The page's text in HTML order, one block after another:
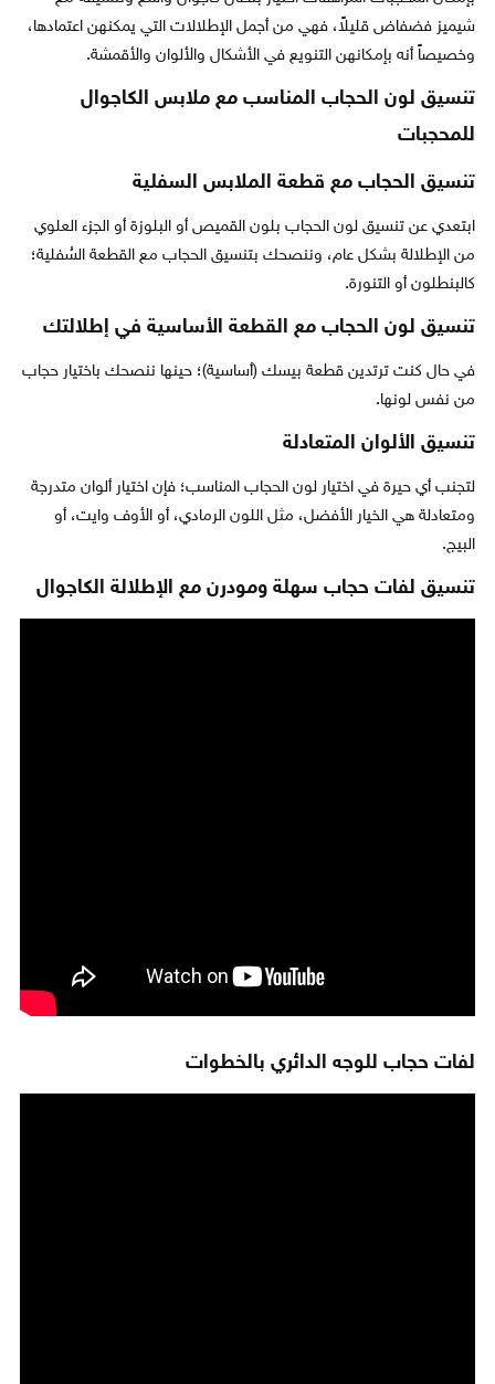
شيميز فضفاض قليلاً، فهي من أجمل الإطلالات التي يمكنهن اعتمادها،
وخصيصاً أنه بإمكانهن التنويع في الأشكال والألوان والأقمشة.
تنسيق لون الحجاب المناسب مع ملابس الكاجوال
للمحجبات
تنسيق الحجاب مع قطعة الملابس السفلية
ابتعدي عن تنسيق لون الحجاب بلون القميص أو البلوزة أو الجزء العلوي
من الإطلالة بشكل عام، وننصحك بتنسيق الحجاب مع القطعة السُفلية؛
كالبنطلون أو التنورة.
تنسيق لون الحجاب مع القطعة الأساسية في إطلالتك
في حال كنت ترتدين قطعة بيسك (أساسية)؛ حينها ننصحك باختيار حجاب
من نفس لونها.
تنسيق الألوان المتعادلة
لتجنب أي حيرة في اختيار لون الحجاب المناسب؛ فإن اختيار ألوان متدرجة
ومتعادلة هي الخيار الأفضل، مثل اللون الرمادي، أو الأوف وايت، أو
البيج.
تنسيق لفات حجاب سهلة ومودرن مع الإطلالة الكاجوال
لفات حجاب للوجه الدائري بالخطوات